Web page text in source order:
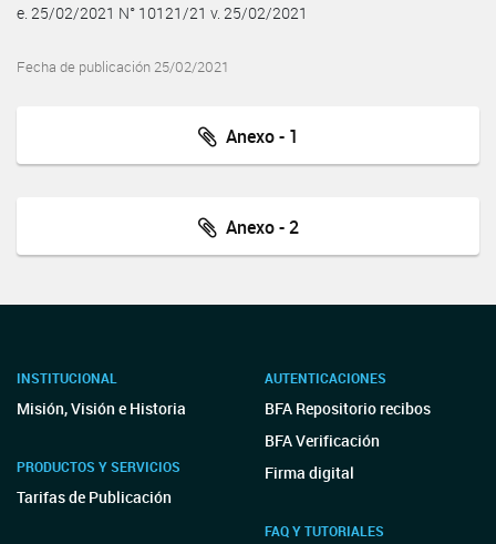
e. 25/02/2021 N° 10121/21 v. 25/02/2021
Fecha de publicación 25/02/2021
Anexo - 1
Anexo - 2
INSTITUCIONAL
Misión, Visión e Historia
PRODUCTOS Y SERVICIOS
Tarifas de Publicación
AUTENTICACIONES
BFA Repositorio recibos
BFA Verificación
Firma digital
FAQ Y TUTORIALES